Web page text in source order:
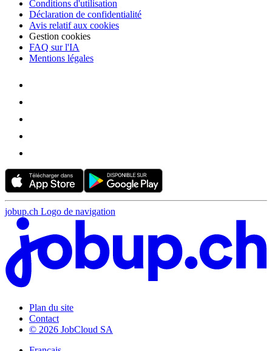
Conditions d'utilisation
Déclaration de confidentialité
Avis relatif aux cookies
Gestion cookies
FAQ sur l'IA
Mentions légales
jobup.ch Logo de navigation
Plan du site
Contact
© 2026 JobCloud SA